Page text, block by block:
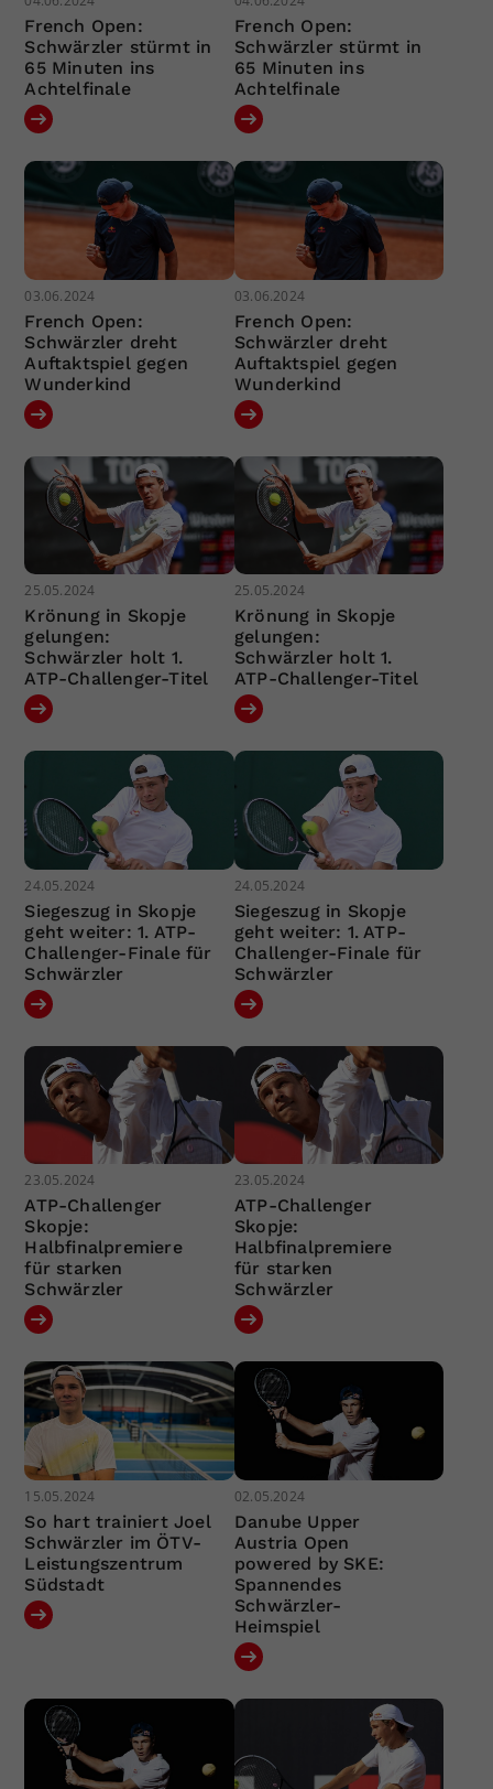
French Open:
Schwärzler stürmt in
65 Minuten ins
Achtelfinale
French Open:
Schwärzler stürmt in
65 Minuten ins
Achtelfinale
03.06.2024
French Open:
Schwärzler dreht
Auftaktspiel gegen
Wunderkind
03.06.2024
French Open:
Schwärzler dreht
Auftaktspiel gegen
Wunderkind
25.05.2024
Krönung in Skopje
gelungen:
Schwärzler holt 1.
ATP-Challenger-Titel
25.05.2024
Krönung in Skopje
gelungen:
Schwärzler holt 1.
ATP-Challenger-Titel
24.05.2024
Siegeszug in Skopje
geht weiter: 1. ATP-
Challenger-Finale für
Schwärzler
24.05.2024
Siegeszug in Skopje
geht weiter: 1. ATP-
Challenger-Finale für
Schwärzler
23.05.2024
ATP-Challenger
Skopje:
Halbfinalpremiere
für starken
Schwärzler
23.05.2024
ATP-Challenger
Skopje:
Halbfinalpremiere
für starken
Schwärzler
15.05.2024
So hart trainiert Joel
Schwärzler im ÖTV-
Leistungszentrum
Südstadt
02.05.2024
Danube Upper
Austria Open
powered by SKE:
Spannendes
Schwärzler-
Heimspiel